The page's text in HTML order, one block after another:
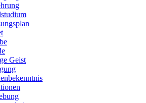
Geist